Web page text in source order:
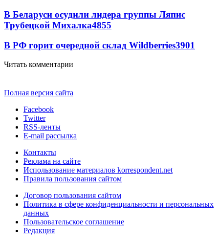
В Беларуси осудили лидера группы Ляпис
Трубецкой Михалка4855
В РФ горит очередной склад Wildberries3901
Читать комментарии
Полная версия сайта
Facebook
Twitter
RSS-ленты
E-mail рассылка
Контакты
Реклама на сайте
Использование материалов korrespondent.net
Правила пользования сайтом
Договор пользования сайтом
Политика в сфере конфиденциальности и персональных
данных
Пользовательское соглашение
Редакция